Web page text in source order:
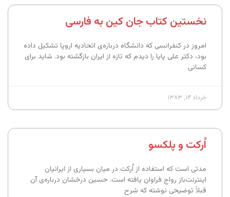
نخستین کتاب جان کین به فارسی
امروز در کنفرانسی که دانشگاه درباره‌ی اتحادیه اروپا تشکیل داده
بود، دکتر علی پایا را دیدم که تازه از ایران بازگشته بود. شاید برای
کسانی
خرداد ۱۴, ۱۳۸۳
اُرکت و پلکسو
مدتی است که استفاده از اُرکت در میان بسیاری از ایرانیان
اینترنت‌باز رواج فراوان یافته است. حسین درخشان درباره‌ی آن
قبلاً توضیحی نوشته که شرح